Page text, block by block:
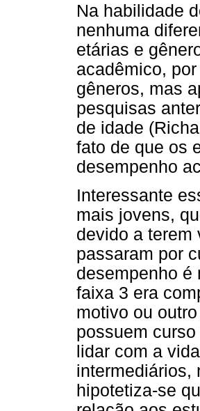
Na habilidade
nenhuma
etárias e
acadêmico,
gêneros, mas
pesquisas
de idade
fato de que os
desempenho
Interessante
mais jovens,
devido a terem
passaram por
desempenho é
faixa 3 era
motivo ou
possuem
lidar com a
intermediários,
hipotetiza-se